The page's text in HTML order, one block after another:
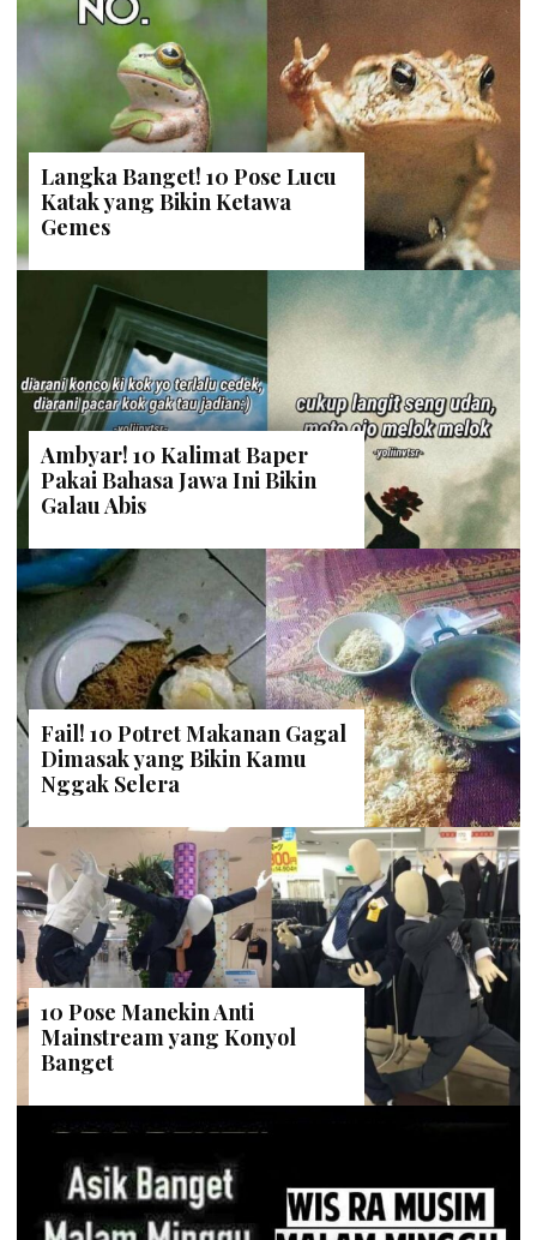
Langka Banget! 10 Pose Lucu
Katak yang Bikin Ketawa
Gemes
Ambyar! 10 Kalimat Baper
Pakai Bahasa Jawa Ini Bikin
Galau Abis
Fail! 10 Potret Makanan Gagal
Dimasak yang Bikin Kamu
Nggak Selera
10 Pose Manekin Anti
Mainstream yang Konyol
Banget